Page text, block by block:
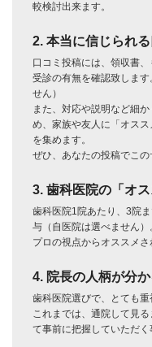
較検討出来ます。
2. 本当に信じられる
口コミ投稿には、領収書
受診の有無を確認致しま
せん）
また、対応や説明など細
め、家族や友人に「オス
を集めます。
ぜひ、あなたの投稿でこの
3. 歯科医院の「オ
歯科医院1院あたり、3院
与（自医院は選べません）
プロの視点からオススメさ
4. 院長の人柄が分
歯科医院選びで、とても重
これまでは、通院して見
て事前に把握していただく